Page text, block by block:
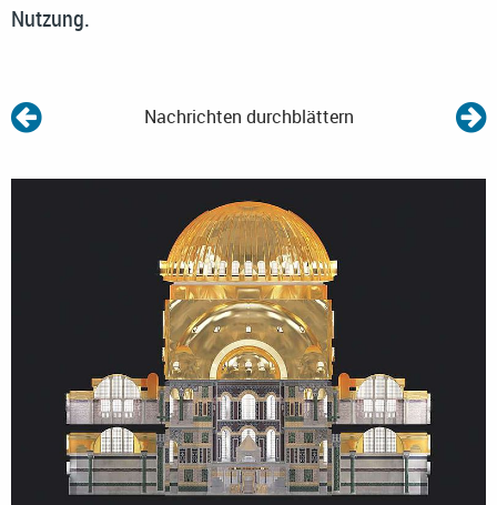
Nutzung.
Nachrichten durchblättern